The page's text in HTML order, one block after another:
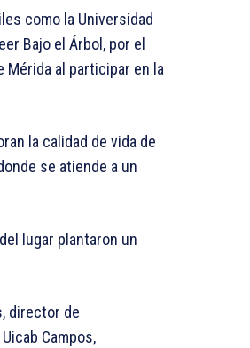
como la Universidad
Bajo el Árbol, por el
Mérida al participar en la
la calidad de vida de
se atiende a un
lugar plantaron un
director de
Campos,